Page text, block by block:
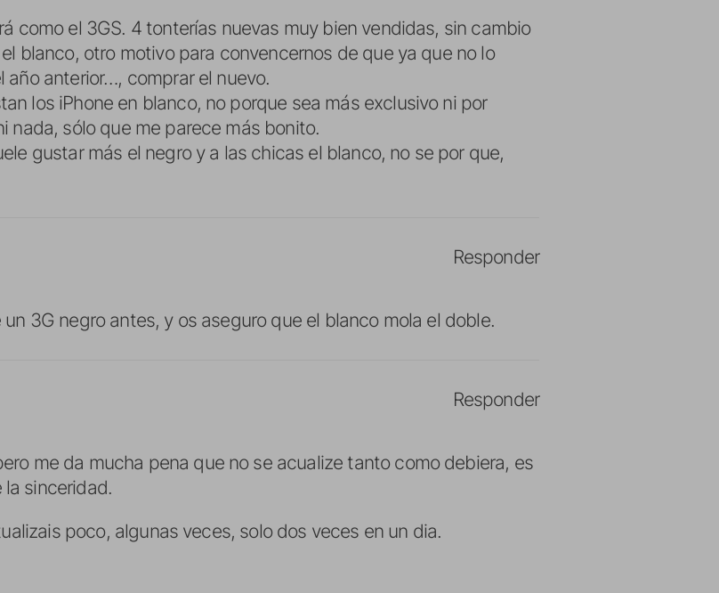
como el 3GS. 4 tonterías nuevas muy bien vendidas, sin cambio
blanco, otro motivo para convencernos de que ya que no lo
anterior…, comprar el nuevo.
los iPhone en blanco, no porque sea más exclusivo ni por
nada, sólo que me parece más bonito.
gustar más el negro y a las chicas el blanco, no se por que,
3G negro antes, y os aseguro que el blanco mola el doble.
Responder
me da mucha pena que no se acualize tanto como debiera, es
sinceridad.
poco, algunas veces, solo dos veces en un dia.
Responder